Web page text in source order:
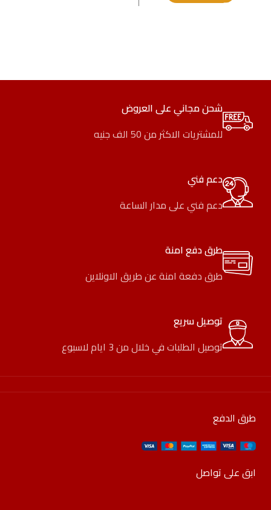
شحن مجاني على العروض
للمشتريات الاكثر من 50 الف جنيه
دعم فني
دعم فني على مدار الساعة
طرق دفع امنة
طرق دفعة امنة عن طريق الاونلاين
توصيل سريع
توصيل الطلبات في خلال من 3 ايام لاسبوع
طرق الدفع
ابق على تواصل